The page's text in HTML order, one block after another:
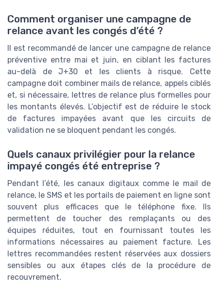
Comment organiser une campagne de
relance avant les congés d’été ?
Il est recommandé de lancer une campagne de relance
préventive entre mai et juin, en ciblant les factures
au-delà de J+30 et les clients à risque. Cette
campagne doit combiner mails de relance, appels ciblés
et, si nécessaire, lettres de relance plus formelles pour
les montants élevés. L’objectif est de réduire le stock
de factures impayées avant que les circuits de
validation ne se bloquent pendant les congés.
Quels canaux privilégier pour la relance
impayé congés été entreprise ?
Pendant l’été, les canaux digitaux comme le mail de
relance, le SMS et les portails de paiement en ligne sont
souvent plus efficaces que le téléphone fixe. Ils
permettent de toucher des remplaçants ou des
équipes réduites, tout en fournissant toutes les
informations nécessaires au paiement facture. Les
lettres recommandées restent réservées aux dossiers
sensibles ou aux étapes clés de la procédure de
recouvrement.